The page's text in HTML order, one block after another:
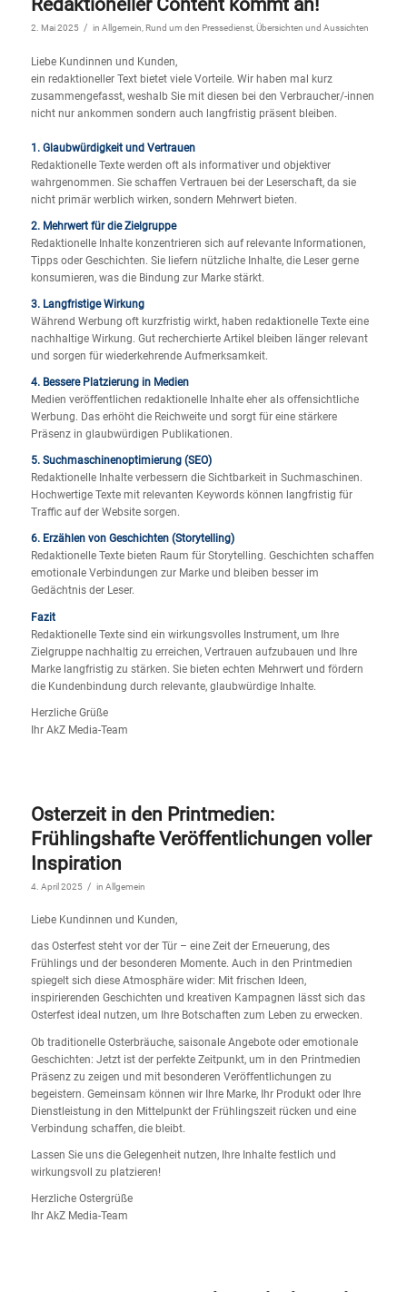
Redaktioneller Content kommt an!
2. Mai 2025 / in Allgemein, Rund um den Pressedienst,Übersichten und Aussichten
Liebe Kundinnen und Kunden,
ein redaktioneller Text bietet viele Vorteile. Wir haben mal kurz
zusammengefasst, weshalb Sie mit diesen bei den Verbraucher/-innen
nicht nur ankommen sondern auch langfristig präsent bleiben.
1. Glaubwürdigkeit und Vertrauen
Redaktionelle Texte werden oft als informativer und objektiver
wahrgenommen. Sie schaffen Vertrauen bei der Leserschaft, da sie
nicht primär werblich wirken, sondern Mehrwert bieten.
2. Mehrwert für die Zielgruppe
Redaktionelle Inhalte konzentrieren sich auf relevante Informationen,
Tipps oder Geschichten. Sie liefern nützliche Inhalte, die Leser gerne
konsumieren, was die Bindung zur Marke stärkt.
3. Langfristige Wirkung
Während Werbung oft kurzfristig wirkt, haben redaktionelle Texte eine
nachhaltige Wirkung. Gut recherchierte Artikel bleiben länger relevant
und sorgen für wiederkehrende Aufmerksamkeit.
4. Bessere Platzierung in Medien
Medien veröffentlichen redaktionelle Inhalte eher als offensichtliche
Werbung. Das erhöht die Reichweite und sorgt für eine stärkere
Präsenz in glaubwürdigen Publikationen.
5. Suchmaschinenoptimierung (SEO)
Redaktionelle Inhalte verbessern die Sichtbarkeit in Suchmaschinen.
Hochwertige Texte mit relevanten Keywords können langfristig für
Traffic auf der Website sorgen.
6. Erzählen von Geschichten (Storytelling)
Redaktionelle Texte bieten Raum für Storytelling. Geschichten schaffen
emotionale Verbindungen zur Marke und bleiben besser im
Gedächtnis der Leser.
Fazit
Redaktionelle Texte sind ein wirkungsvolles Instrument, um Ihre
Zielgruppe nachhaltig zu erreichen, Vertrauen aufzubauen und Ihre
Marke langfristig zu stärken. Sie bieten echten Mehrwert und fördern
die Kundenbindung durch relevante, glaubwürdige Inhalte.
Herzliche Grüße
Ihr AkZ Media-Team
Osterzeit in den Printmedien:
Frühlingshafte Veröffentlichungen voller
Inspiration
4. April 2025 / in Allgemein
Liebe Kundinnen und Kunden,
das Osterfest steht vor der Tür – eine Zeit der Erneuerung, des
Frühlings und der besonderen Momente. Auch in den Printmedien
spiegelt sich diese Atmosphäre wider: Mit frischen Ideen,
inspirierenden Geschichten und kreativen Kampagnen lässt sich das
Osterfest ideal nutzen, um Ihre Botschaften zum Leben zu erwecken.
Ob traditionelle Osterbräuche, saisonale Angebote oder emotionale
Geschichten: Jetzt ist der perfekte Zeitpunkt, um in den Printmedien
Präsenz zu zeigen und mit besonderen Veröffentlichungen zu
begeistern. Gemeinsam können wir Ihre Marke, Ihr Produkt oder Ihre
Dienstleistung in den Mittelpunkt der Frühlingszeit rücken und eine
Verbindung schaffen, die bleibt.
Lassen Sie uns die Gelegenheit nutzen, Ihre Inhalte festlich und
wirkungsvoll zu platzieren!
Herzliche Ostergrüße
Ihr AkZ Media-Team